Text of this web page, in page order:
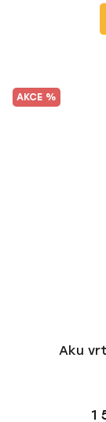
AKCE %
Aku
1